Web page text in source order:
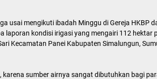
usai mengikuti ibadah Minggu di Gereja HKBP
laporan kondisi irigasi yang mengairi 112 hektar
Kecamatan Panei Kabupaten Simalungun,
sumber airnya sangat dibutuhkan bagi